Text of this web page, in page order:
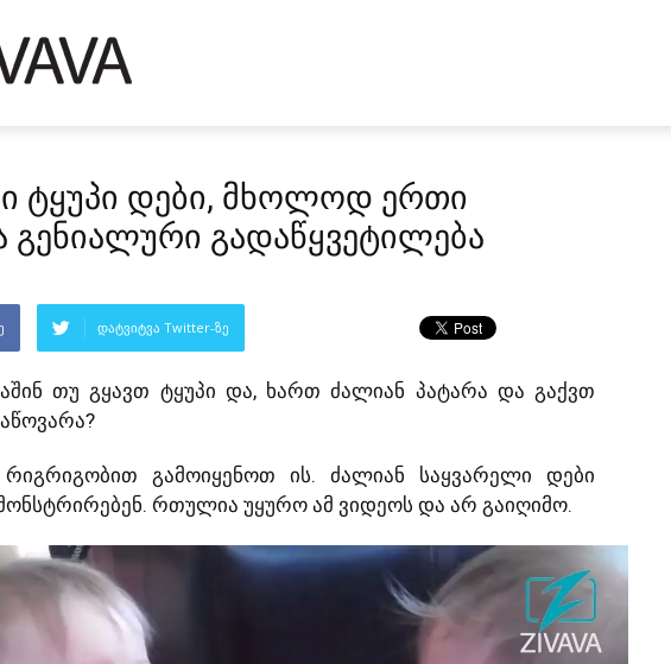
ტყუპი დები, მხოლოდ ერთი
გენიალური გადაწყვეტილება
დატვიტვა Twitter-ზე
თუ გყავთ ტყუპი და, ხართ ძალიან პატარა და გაქვთ
გამოიყენოთ ის. ძალიან საყვარელი დები
რთულია უყურო ამ ვიდეოს და არ გაიღიმო.